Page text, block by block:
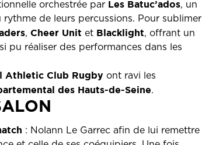
orchestrée par Les Batuc’ados, un
de leurs percussions. Pour sublimer
, Cheer Unit et Blacklight, offrant un
pu réaliser des performances dans les
Athletic Club Rugby ont ravi les
des Hauts-de-Seine.
: Nolann Le Garrec afin de lui remettre